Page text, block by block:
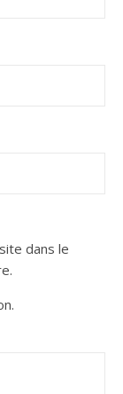
dans le